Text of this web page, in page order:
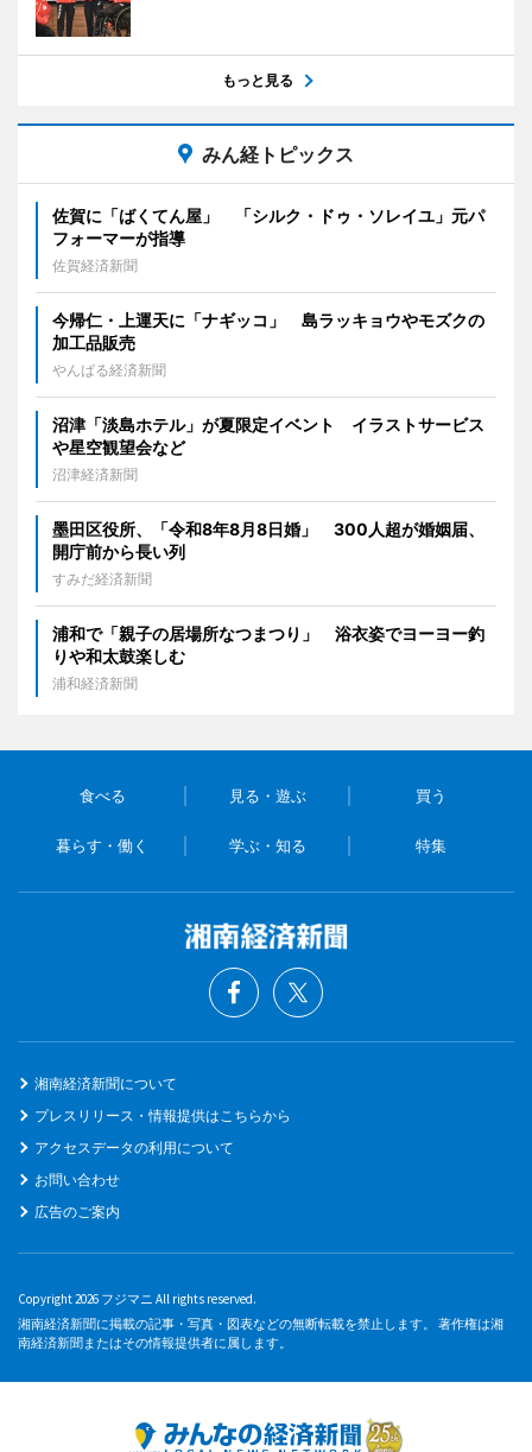
もっと見る
みん経トピックス
佐賀に「ばくてん屋」 「シルク・ドゥ・ソレイユ」元パ
フォーマーが指導
佐賀経済新聞
今帰仁・上運天に「ナギッコ」 島ラッキョウやモズクの
加工品販売
やんばる経済新聞
沼津「淡島ホテル」が夏限定イベント イラストサービス
や星空観望会など
沼津経済新聞
墨田区役所、「令和8年8月8日婚」 300人超が婚姻届、
開庁前から長い列
すみだ経済新聞
浦和で「親子の居場所なつまつり」 浴衣姿でヨーヨー釣
りや和太鼓楽しむ
浦和経済新聞
食べる 見る・遊ぶ 買う
暮らす・働く 学ぶ・知る 特集
湘南経済新聞について
プレスリリース・情報提供はこちらから
アクセスデータの利用について
お問い合わせ
広告のご案内
Copyright 2026 フジマニ All rights reserved.
湘南経済新聞に掲載の記事・写真・図表などの無断転載を禁止します。 著作権は湘
南経済新聞またはその情報提供者に属します。